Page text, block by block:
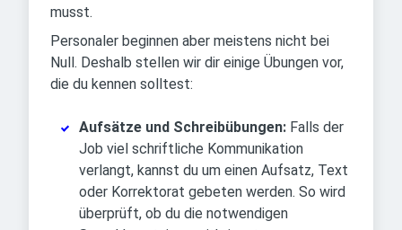
musst.
Personaler beginnen aber meistens nicht bei
Null. Deshalb stellen wir dir einige Übungen vor,
die du kennen solltest:
Aufsätze und Schreibübungen: Falls der
Job viel schriftliche Kommunikation
verlangt, kannst du um einen Aufsatz, Text
oder Korrektorat gebeten werden. So wird
überprüft, ob du die notwendigen